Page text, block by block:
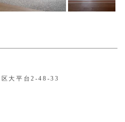
区大平台2-48-33